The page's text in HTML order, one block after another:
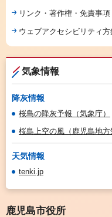
リンク・著作権・免責事項
ウェブアクセシビリティ方
気象情報
降灰情報
桜島の降灰予報（気象庁）
桜島上空の風（鹿児島地方
天気情報
tenki.jp
鹿児島市役所